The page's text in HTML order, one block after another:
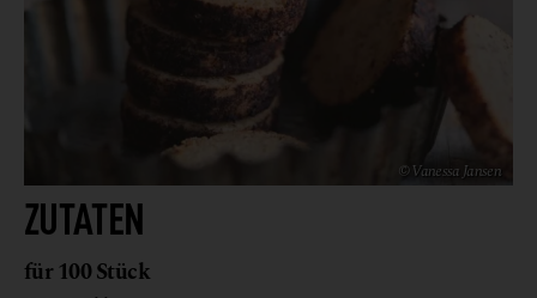
© Vanessa Jansen
ZUTATEN
für 100 Stück